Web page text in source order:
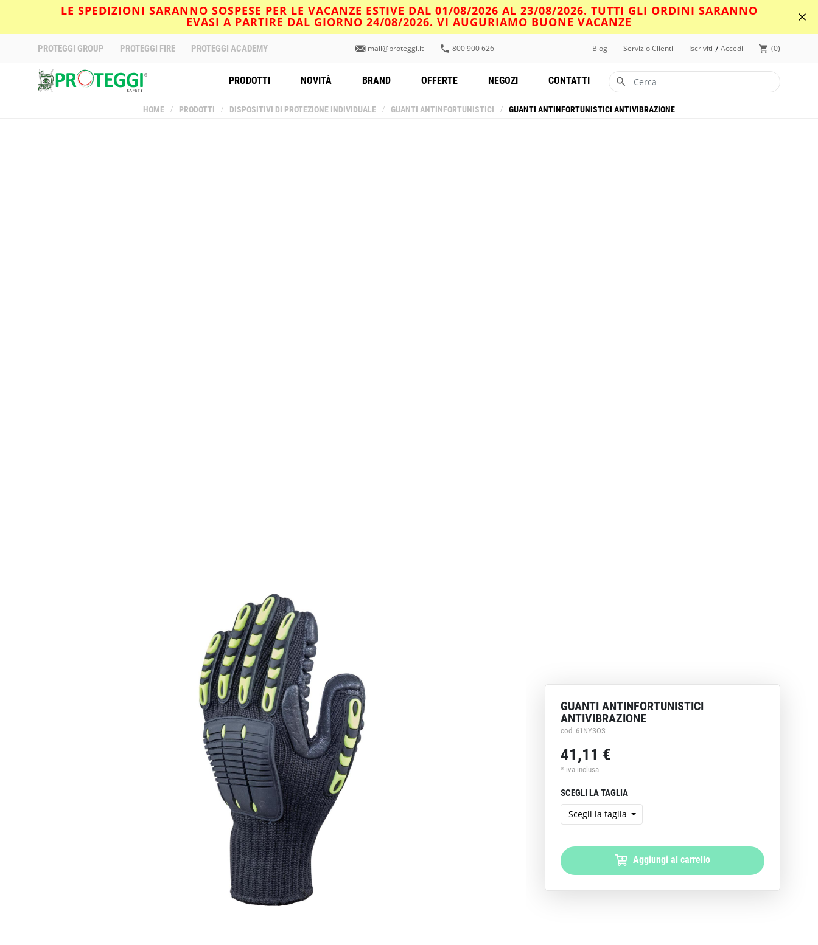
LE SPEDIZIONI SARANNO SOSPESE PER LE VACANZE ESTIVE DAL 01/08/2026 AL 23/08/2026. TUTTI GLI ORDINI SARANNO
EVASI A PARTIRE DAL GIORNO 24/08/2026. VI AUGURIAMO BUONE VACANZE
PROTEGGI GROUP PROTEGGI FIRE PROTEGGI ACADEMY mail@proteggi.it 800 900 626 Blog Servizio Clienti Iscriviti / Accedi 0
PRODOTTI NOVITÀ BRAND OFFERTE NEGOZI CONTATTI
HOME / PRODOTTI / DISPOSITIVI DI PROTEZIONE INDIVIDUALE / GUANTI ANTINFORTUNISTICI / GUANTI ANTINFORTUNISTICI ANTIVIBRAZIONE
GUANTI ANTINFORTUNISTICI
ANTIVIBRAZIONE
cod. 61NYSOS
41,11 €
* iva inclusa
SCEGLI LA TAGLIA
Scegli la taglia
Aggiungi al carrello